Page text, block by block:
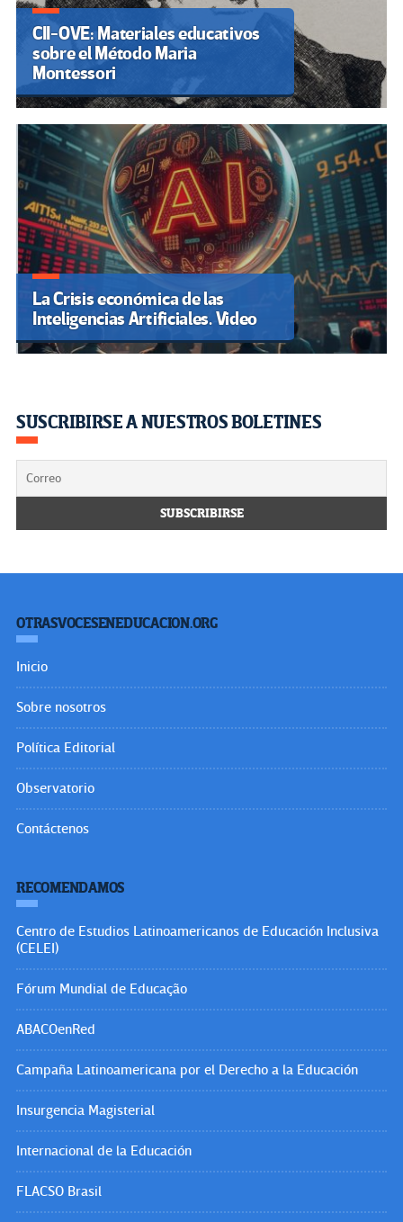
CII-OVE: Materiales educativos
sobre el Método Maria
Montessori
La Crisis económica de las
Inteligencias Artificiales. Video
SUSCRIBIRSE A NUESTROS BOLETINES
OTRASVOCESENEDUCACION.ORG
Inicio
Sobre nosotros
Política Editorial
Observatorio
Contáctenos
RECOMENDAMOS
Centro de Estudios Latinoamericanos de Educación Inclusiva
(CELEI)
Fórum Mundial de Educação
ABACOenRed
Campaña Latinoamericana por el Derecho a la Educación
Insurgencia Magisterial
Internacional de la Educación
FLACSO Brasil